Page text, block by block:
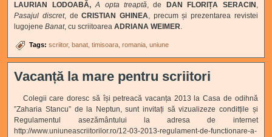
LAURIAN LODOABĂ, A opta treaptă, de DAN FLORIȚA SERACIN ,
Pasajul discret, deCRISTIAN GHINEA, precum și prezentarea revistei
lugojeneBanat, cu scriitoareaADRIANA WEIMER.
Tags:scriitor banat timisoara romania uniune
Vacanță la mare pentru scriitori
Colegii care doresc să își petreacă vacanța 2013 la Casa de odihnă
”Zaharia Stancu” de la Neptun, sunt invitați să vizualizeze conditțile și
Regulamentul asezământului la adresa de internet
http://www.uniuneascriitorilor.ro/12-03-2013-regulament-de-functionare-a-